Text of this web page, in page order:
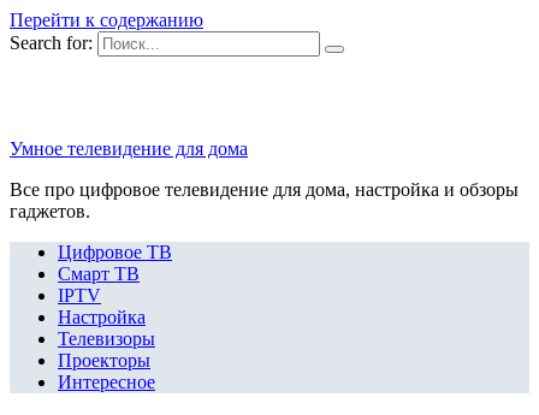
Перейти к содержанию
Search for:
Умное телевидение для дома
Все про цифровое телевидение для дома, настройка и обзоры
гаджетов.
Цифровое ТВ
Смарт ТВ
IPTV
Настройка
Телевизоры
Проекторы
Интересное